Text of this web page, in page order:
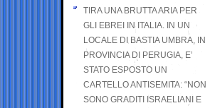
TIRA UNA BRUTTA ARIA PER
GLI EBREI IN ITALIA. IN UN
LOCALE DI BASTIA UMBRA, IN
PROVINCIA DI PERUGIA, E’
STATO ESPOSTO UN
CARTELLO ANTISEMITA: “NON
SONO GRADITI ISRAELIANI E